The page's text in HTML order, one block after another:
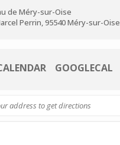
de Méry-sur-Oise
Perrin, 95540 Méry-sur-Oise
GOOGLECAL